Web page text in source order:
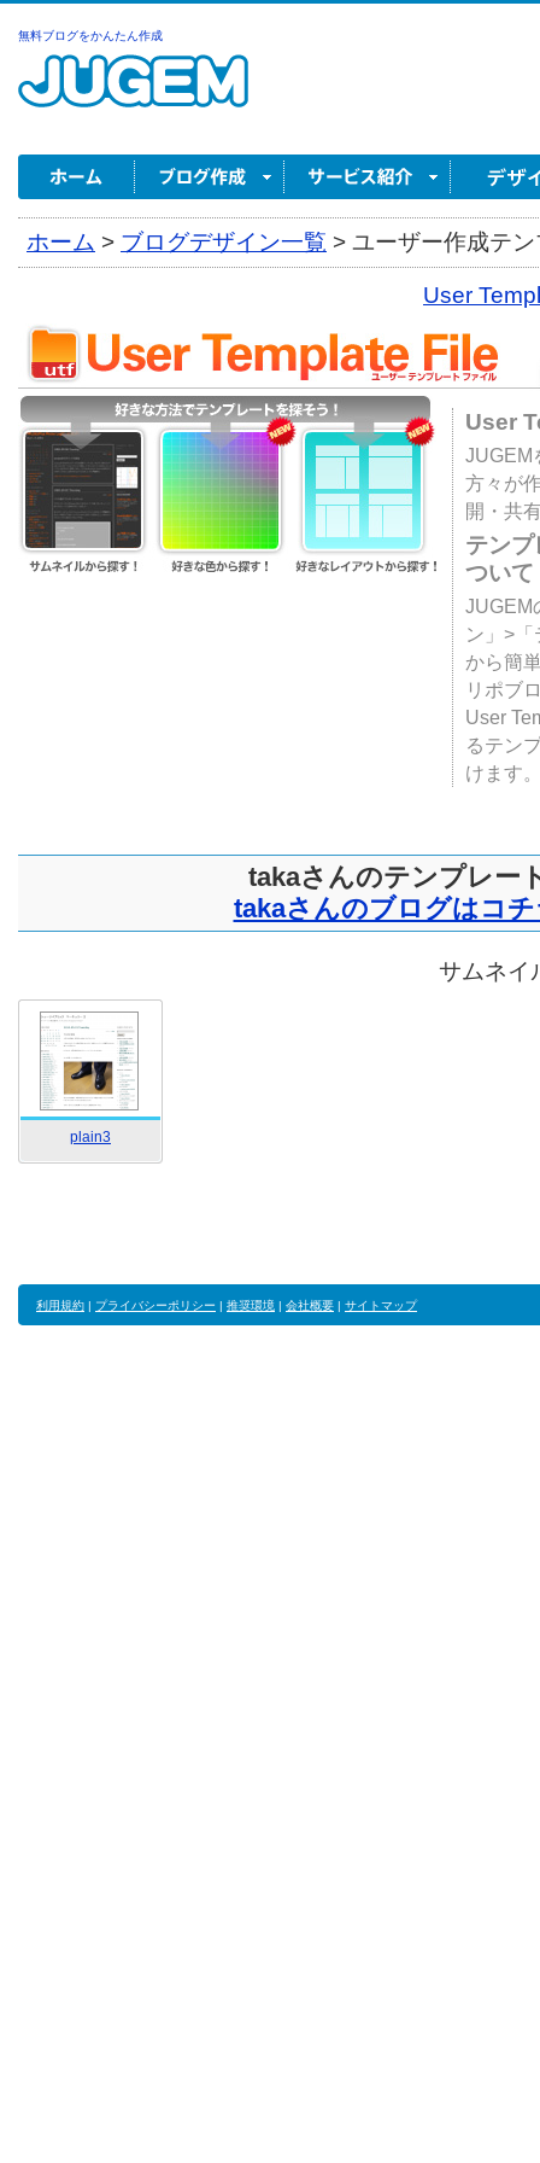
無料ブログをかんたん作成
ホーム > ブログデザイン一覧 > ユーザー作成テ
User
User
JUGEM
方々が
開・共
テン
ついて
JUGEM
ン」>
から簡
リポブ
User
るテン
けます
takaさんのテンプレー
takaさんのブログはコ
サムネイ
plain3
利用規約 | プライバシーポリシー | 推奨環境 | 会社概要 | サイトマップ